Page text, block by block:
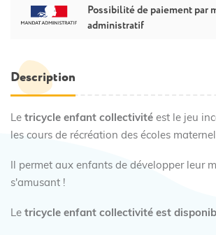
Possibilité de paiement par
administratif
Description
Le tricycle enfant collectivité est le jeu
les cours de récréation des écoles
Il permet aux enfants de développer leur
s'amusant !
Le tricycle enfant collectivité est